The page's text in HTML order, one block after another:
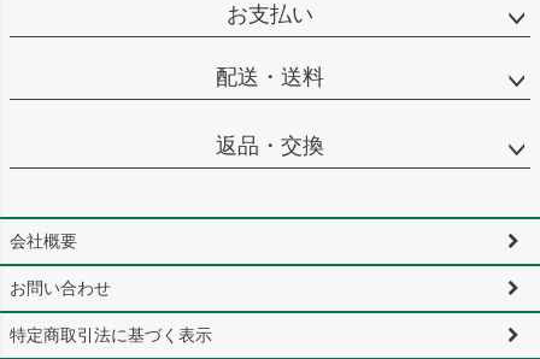
お支払い
配送・送料
返品・交換
会社概要
お問い合わせ
特定商取引法に基づく表示